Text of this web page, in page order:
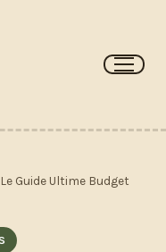
Guide Ultime Budget